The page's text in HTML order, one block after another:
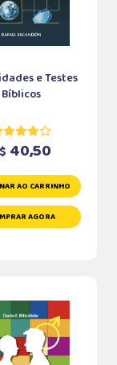
e Testes
Bíblicos
40,50
AO CARRINHO
AGORA